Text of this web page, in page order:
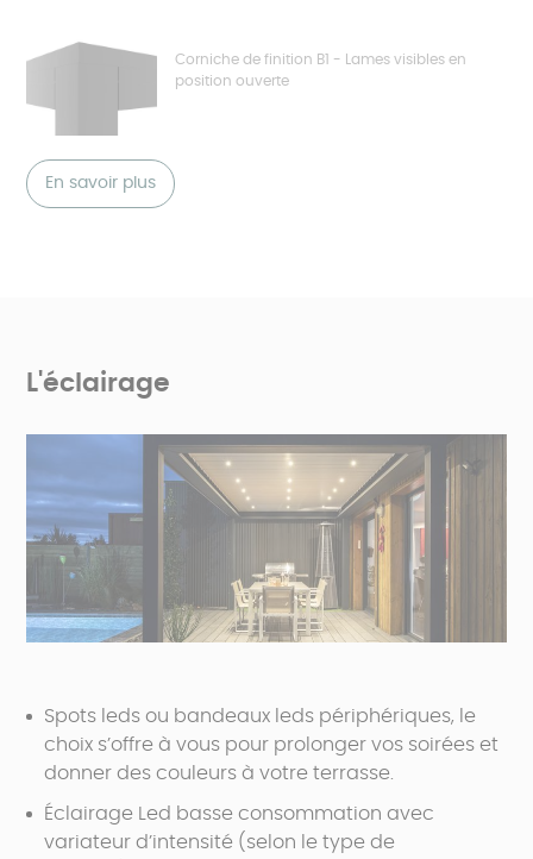
Corniche de finition B1 - Lames visibles en
position ouverte
En savoir plus
L'éclairage
Spots leds ou bandeaux leds périphériques, le
choix s’offre à vous pour prolonger vos soirées et
donner des couleurs à votre terrasse.
Éclairage Led basse consommation avec
variateur d’intensité (selon le type de